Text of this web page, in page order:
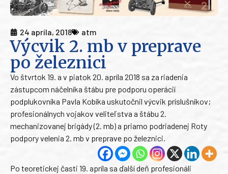
24 apríla, 2018 atm
Výcvik 2. mb v preprave
po železnici
Vo štvrtok 19. a v piatok 20. apríla 2018 sa za riadenia
zástupcom náčelníka štábu pre podporu operácií
podplukovníka Pavla Kobíka uskutočnil výcvik príslušníkov;
profesionálnych vojakov veliteľstva a štábu 2.
mechanizovanej brigády (2. mb) a priamo podriadenej Roty
podpory velenia 2. mb v preprave po železnici.
Po teoretickej časti 19. apríla sa ďalší deň profesionáli